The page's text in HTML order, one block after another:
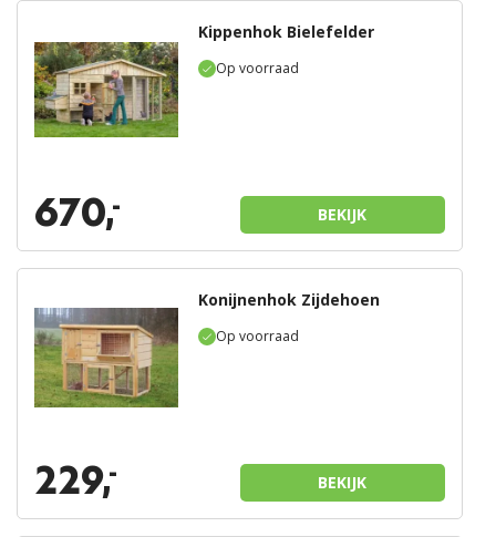
Op voorraad
Kippenhok Bielefelder
670,- BEKIJK
Op voorraad
Konijnenhok Zijdehoen
229,- BEKIJK